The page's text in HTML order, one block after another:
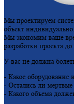
Мы проектируем
объект индивидуально.
Мы экономим ваше
разработки проекта
У вас не должна
- Какое оборудование
- Остались ли
- Какого объема